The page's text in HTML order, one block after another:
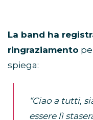
La band ha
ringraziamento
spiega:
“Ciao a tutti,
essere lì